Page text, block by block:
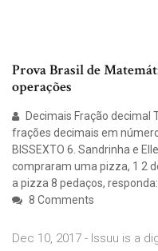
Prova Brasil de
operações
Decimais Fração
frações decimais em
BISSEXTO 6. Sandrinha e
compraram uma pizza, 1 2
a pizza 8 pedaços, responda:
8 Comments
Dec 10, 2017 - Issuu is a